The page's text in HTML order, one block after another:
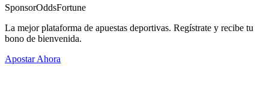
SponsorOddsFortune
La mejor plataforma de apuestas deportivas. Regístrate y recibe tu
bono de bienvenida.
Apostar Ahora